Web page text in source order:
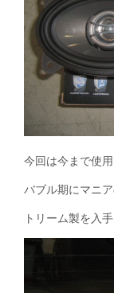
今回は今まで使
バブル期にマニ
トリーム製を入